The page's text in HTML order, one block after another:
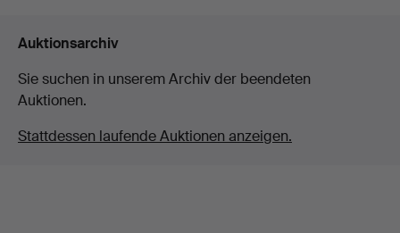
Auktionsarchiv
Sie suchen in unserem Archiv der beendeten
Auktionen.
Stattdessen laufende Auktionen anzeigen.